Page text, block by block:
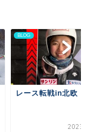
BLOG
レース転戦in北欧
2023-